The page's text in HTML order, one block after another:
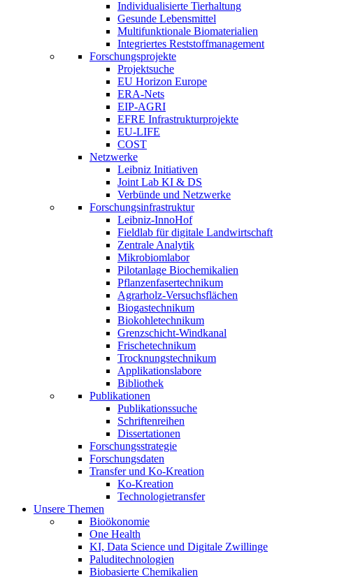
Individualisierte Tierhaltung
Gesunde Lebensmittel
Multifunktionale Biomaterialien
Integriertes Reststoffmanagement
Forschungsprojekte
Projektsuche
EU Horizon Europe
ERA-Nets
EIP-AGRI
EFRE Infrastrukturprojekte
EU-LIFE
COST
Netzwerke
Leibniz Initiativen
Joint Lab KI & DS
Verbünde und Netzwerke
Forschungsinfrastruktur
Leibniz-InnoHof
Fieldlab für digitale Landwirtschaft
Zentrale Analytik
Mikrobiomlabor
Pilotanlage Biochemikalien
Pflanzenfasertechnikum
Agrarholz-Versuchsflächen
Biogastechnikum
Biokohletechnikum
Grenzschicht-Windkanal
Frischetechnikum
Trocknungstechnikum
Applikationslabore
Bibliothek
Publikationen
Publikationssuche
Schriftenreihen
Dissertationen
Forschungsstrategie
Forschungsdaten
Transfer und Ko-Kreation
Ko-Kreation
Technologietransfer
Unsere Themen
Bioökonomie
One Health
KI, Data Science und Digitale Zwillinge
Paluditechnologien
Biobasierte Chemikalien